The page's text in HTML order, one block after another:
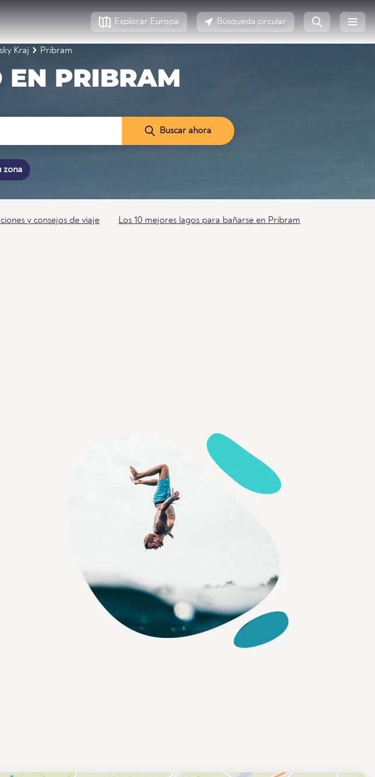
Explorar Europa Búsqueda circular
Kraj Pribram
EN PRIBRAM
Buscar ahora
zona
y consejos de viaje Los 10 mejores lagos para bañarse en Pribram